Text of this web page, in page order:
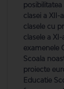
clasei a
clasele cu
clasele a
examenele
Scoala
proiecte
Educatie